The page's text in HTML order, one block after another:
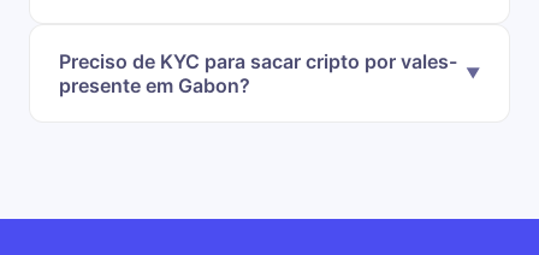
Preciso de KYC para sacar cripto por vales-
presente em Gabon?